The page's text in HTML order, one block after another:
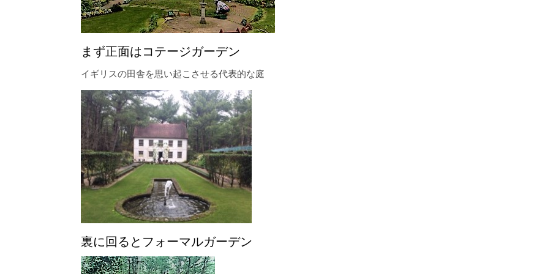
まず正面はコテージガーデン
イギリスの田舎を思い起こさせる代表的な庭
裏に回るとフォーマルガーデン